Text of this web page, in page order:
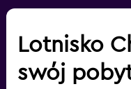
Lotnisko
swój